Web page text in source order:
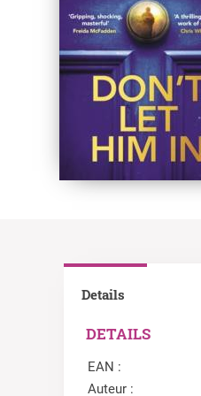
Details
DETAILS
EAN :
Auteur :